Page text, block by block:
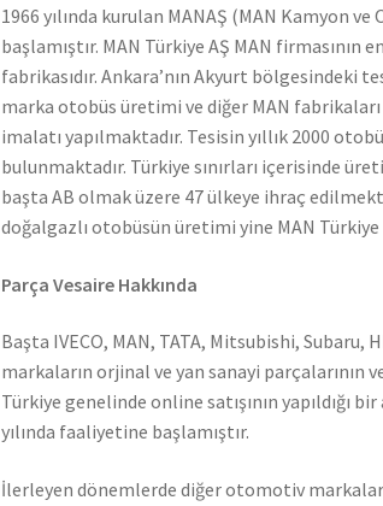
1966 yılında kurulan MANAŞ (MAN Kamyon ve
başlamıştır. MAN Türkiye AŞ MAN firmasının
fabrikasıdır. Ankara’nın Akyurt bölgesindeki
marka otobüs üretimi ve diğer MAN
imalatı yapılmaktadır. Tesisin yıllık 2000
bulunmaktadır. Türkiye sınırları içerisinde
başta AB olmak üzere 47 ülkeye ihraç
doğalgazlı otobüsün üretimi yine MAN Türkiye
Parça Vesaire Hakkında
Başta IVECO, MAN, TATA, Mitsubishi, Subaru,
markaların orjinal ve yan sanayi parçalarının
Türkiye genelinde online satışının yapıldığı
yılında faaliyetine başlamıştır.
İlerleyen dönemlerde diğer otomotiv